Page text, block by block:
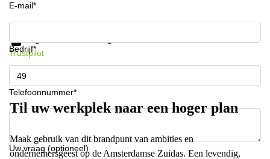
Huren in
E-mail*
Bedrijf*
Telefoonnummer*
Uw vraag (optioneel)
Krijg informatie en prijzen
Trustpilot
Til uw werkplek naar een hoger plan
Maak gebruik van dit brandpunt van ambities en
ondernemersgeest op de Amsterdamse Zuidas. Een levendig,